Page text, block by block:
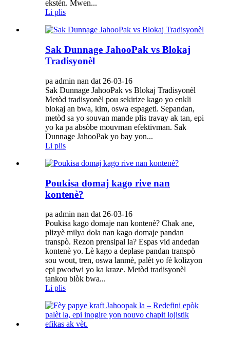
ekstèn. Mwen...
Li plis
Sak Dunnage JahooPak vs Blokaj
Tradisyonèl
pa admin nan dat 26-03-16
Sak Dunnage JahooPak vs Blokaj Tradisyonèl
Metòd tradisyonèl pou sekirize kago yo enkli
blokaj an bwa, kim, oswa espageti. Sepandan,
metòd sa yo souvan mande plis travay ak tan, epi
yo ka pa absòbe mouvman efektivman. Sak
Dunnage JahooPak yo bay yon...
Li plis
Poukisa domaj kago rive nan
kontenè?
pa admin nan dat 26-03-16
Poukisa kago domaje nan kontenè? Chak ane,
plizyè milya dola nan kago domaje pandan
transpò. Rezon prensipal la? Espas vid andedan
kontenè yo. Lè kago a deplase pandan transpò
sou wout, tren, oswa lanmè, palèt yo fè kolizyon
epi pwodwi yo ka kraze. Metòd tradisyonèl
tankou blòk bwa...
Li plis